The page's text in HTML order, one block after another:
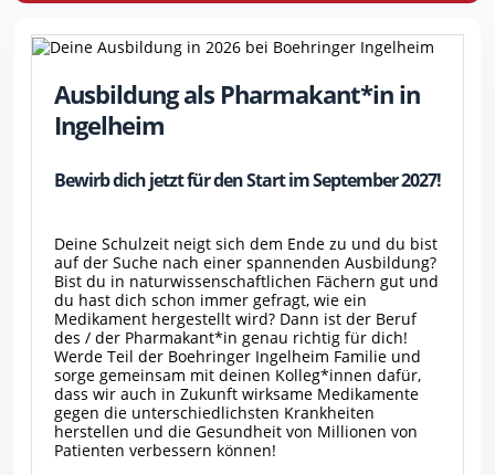
Ausbildung als Pharmakant*in in
Ingelheim
Bewirb dich jetzt für den Start im September 2027!
Deine Schulzeit neigt sich dem Ende zu und du bist
auf der Suche nach einer spannenden Ausbildung?
Bist du in naturwissenschaftlichen Fächern gut und
du hast dich schon immer gefragt, wie ein
Medikament hergestellt wird? Dann ist der Beruf
des / der Pharmakant*in genau richtig für dich!
Werde Teil der Boehringer Ingelheim Familie und
sorge gemeinsam mit deinen Kolleg*innen dafür,
dass wir auch in Zukunft wirksame Medikamente
gegen die unterschiedlichsten Krankheiten
herstellen und die Gesundheit von Millionen von
Patienten verbessern können!